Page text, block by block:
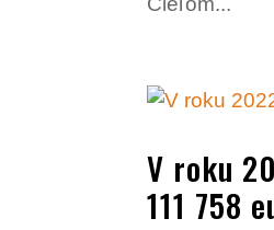
V roku
111 758